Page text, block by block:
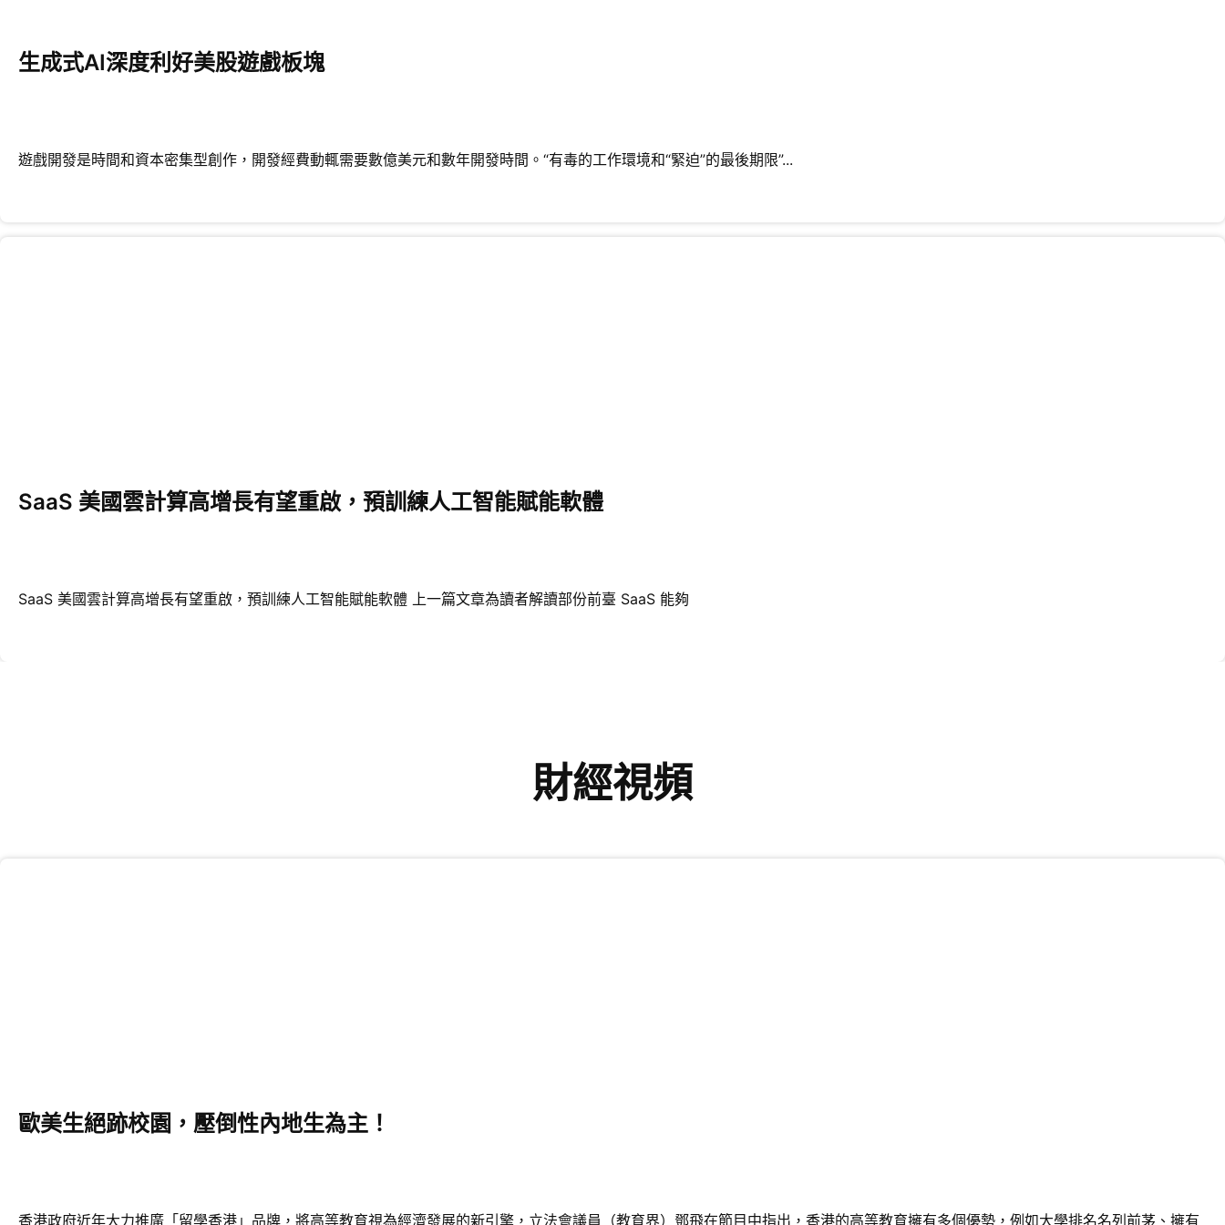
生成式AI深度利好美股遊戲板塊
遊戲開發是時間和資本密集型創作，開發經費動輒需要數億美元和數年開發時間。“有毒的工作環境和“緊迫”的最後期限”...
SaaS 美國雲計算高增長有望重啟，預訓練人工智能賦能軟體
SaaS 美國雲計算高增長有望重啟，預訓練人工智能賦能軟體 上一篇文章為讀者解讀部份前臺 SaaS 能夠
財經視頻
歐美生絕跡校園，壓倒性內地生為主！
香港政府近年大力推廣「留學香港」品牌，將高等教育視為經濟發展的新引擎，立法會議員（教育界）鄧飛在節目中指出，香港的高等教育擁有多個優勢，例如大學排名名列前茅、擁有